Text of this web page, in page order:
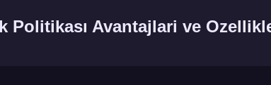
Politikası Avantajlari ve